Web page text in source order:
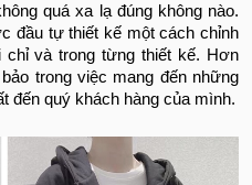
quá xa lạ đúng không nào.
đầu tự thiết kế một cách chỉnh
và trong từng thiết kế. Hơn
trong việc mang đến những
đến quý khách hàng của mình.